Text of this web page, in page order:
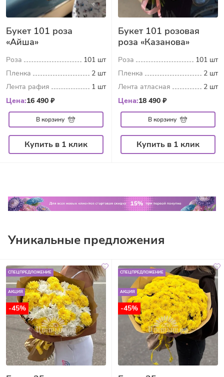
Букет 101 роза
«Айша»
Роза
101 шт
Пленка
2 шт
Лента рафия
1 шт
Цена:16 490 ₽
В корзину
Купить в 1 клик
Букет 101 розовая
роза «Казанова»
Роза
101 шт
Пленка
2 шт
Лента атласная
2 шт
Цена:18 490 ₽
В корзину
Купить в 1 клик
Уникальные предложения
-45%
СПЕЦПРЕДЛОЖЕНИЕ
АКЦИЯ
-45%
СПЕЦПРЕДЛОЖЕНИЕ
АКЦИЯ